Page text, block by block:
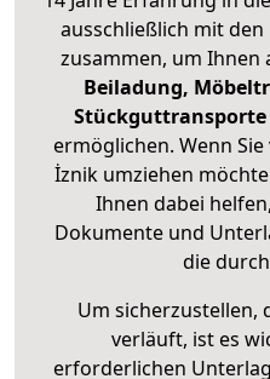
ausschließlich mit den
zusammen, um Ihnen
Beiladung,
Stückguttransporte
ermöglichen. Wenn
İznik umziehen
Ihnen dabei
Dokumente und
die
Um sicherzustellen,
verläuft, ist es
erforderlichen